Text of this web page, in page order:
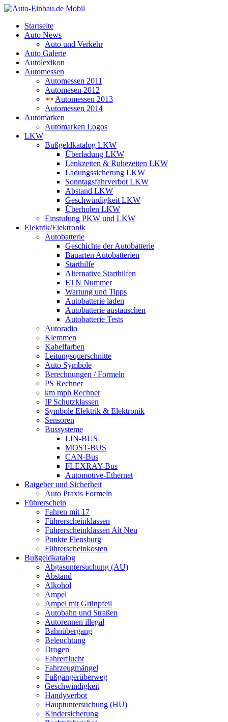
Startseite
Auto News
Auto und Verkehr
Auto Galerie
Autolexikon
Automessen
Automessen 2011
Automesen 2012
Automessen 2013
Automessen 2014
Automarken
Automarken Logos
LKW
Bußgeldkatalog LKW
Überladung LKW
Lenkzeiten & Ruhezeiten LKW
Ladungssicherung LKW
Sonntagsfahrverbot LKW
Abstand LKW
Geschwindigkeit LKW
Überholen LKW
Einstufung PKW und LKW
Elektrik/Elektronik
Autobatterie
Geschichte der Autobatterie
Bauarten Autobatterien
Starthilfe
Alternative Starthilfen
ETN Nummer
Wartung und Tipps
Autobatterie laden
Autobatterie austauschen
Autobatterie Tests
Autoradio
Klemmen
Kabelfarben
Leitungsquerschnitte
Auto Symbole
Berechnungen / Formeln
PS Rechner
km mph Rechner
IP Schutzklassen
Symbole Elektrik & Elektronik
Sensoren
Bussysteme
LIN-BUS
MOST-BUS
CAN-Bus
FLEXRAY-Bus
Automotive-Ethernet
Ratgeber und Sicherheit
Auto Praxis Formeln
Führerschein
Fahren mit 17
Führerscheinklassen
Führerscheinklassen Alt Neu
Punkte Flensburg
Führerscheinkosten
Bußgeldkatalog
Abgasuntersuchung (AU)
Abstand
Alkohol
Ampel
Ampel mit Grünpfeil
Autobahn und Straßen
Autorennen illegal
Bahnübergang
Beleuchtung
Drogen
Fahrerflucht
Fahrzeugmängel
Fußgängerüberweg
Geschwindigkeit
Handyverbot
Hauptuntersuchung (HU)
Kindersicherung